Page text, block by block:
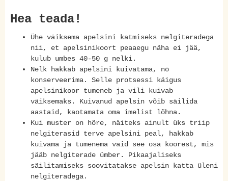
Hea teada!
Ühe väiksema apelsini katmiseks nelgiteradega
nii, et apelsinikoort peaaegu näha ei jää,
kulub umbes 40-50 g nelki.
Nelk hakkab apelsini kuivatama, nö
konserveerima. Selle protsessi käigus
apelsinikoor tumeneb ja vili kuivab
väiksemaks. Kuivanud apelsin võib säilida
aastaid, kaotamata oma imelist lõhna.
Kui muster on hõre, näiteks ainult üks triip
nelgiterasid terve apelsini peal, hakkab
kuivama ja tumenema vaid see osa koorest, mis
jääb nelgiterade ümber. Pikaajaliseks
säilitamiseks soovitatakse apelsin katta üleni
nelgiteradega.